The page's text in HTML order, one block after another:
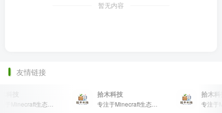
暂无内容
友情链接
专注于Minecraft生态建设
拾木科技
专注于Minecraft生态建设
拾木科